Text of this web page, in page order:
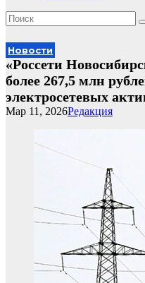
Новости
«Россети
более 267,5 млн
электросетевых
Редакция
Мар 11, 2026